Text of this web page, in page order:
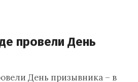
провели День
День призывника – в